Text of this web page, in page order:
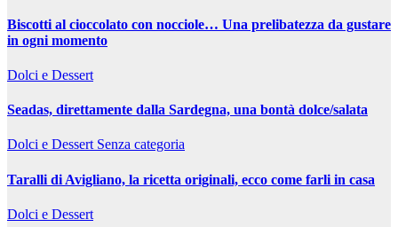
Biscotti al cioccolato con nocciole… Una prelibatezza da gustare
in ogni momento
Dolci e Dessert
Seadas, direttamente dalla Sardegna, una bontà dolce/salata
Dolci e Dessert Senza categoria
Taralli di Avigliano, la ricetta originali, ecco come farli in casa
Dolci e Dessert